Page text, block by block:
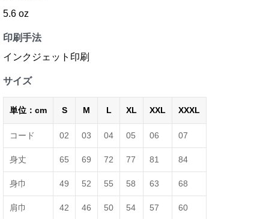
5.6 oz
印刷手法
インクジェット印刷
サイズ
単位：cm S M L XL XXL XXXL
コード 02 03 04 05 06 07
身丈 65 69 72 77 81 84
身巾 49 52 55 58 63 68
肩巾 42 46 50 54 57 60